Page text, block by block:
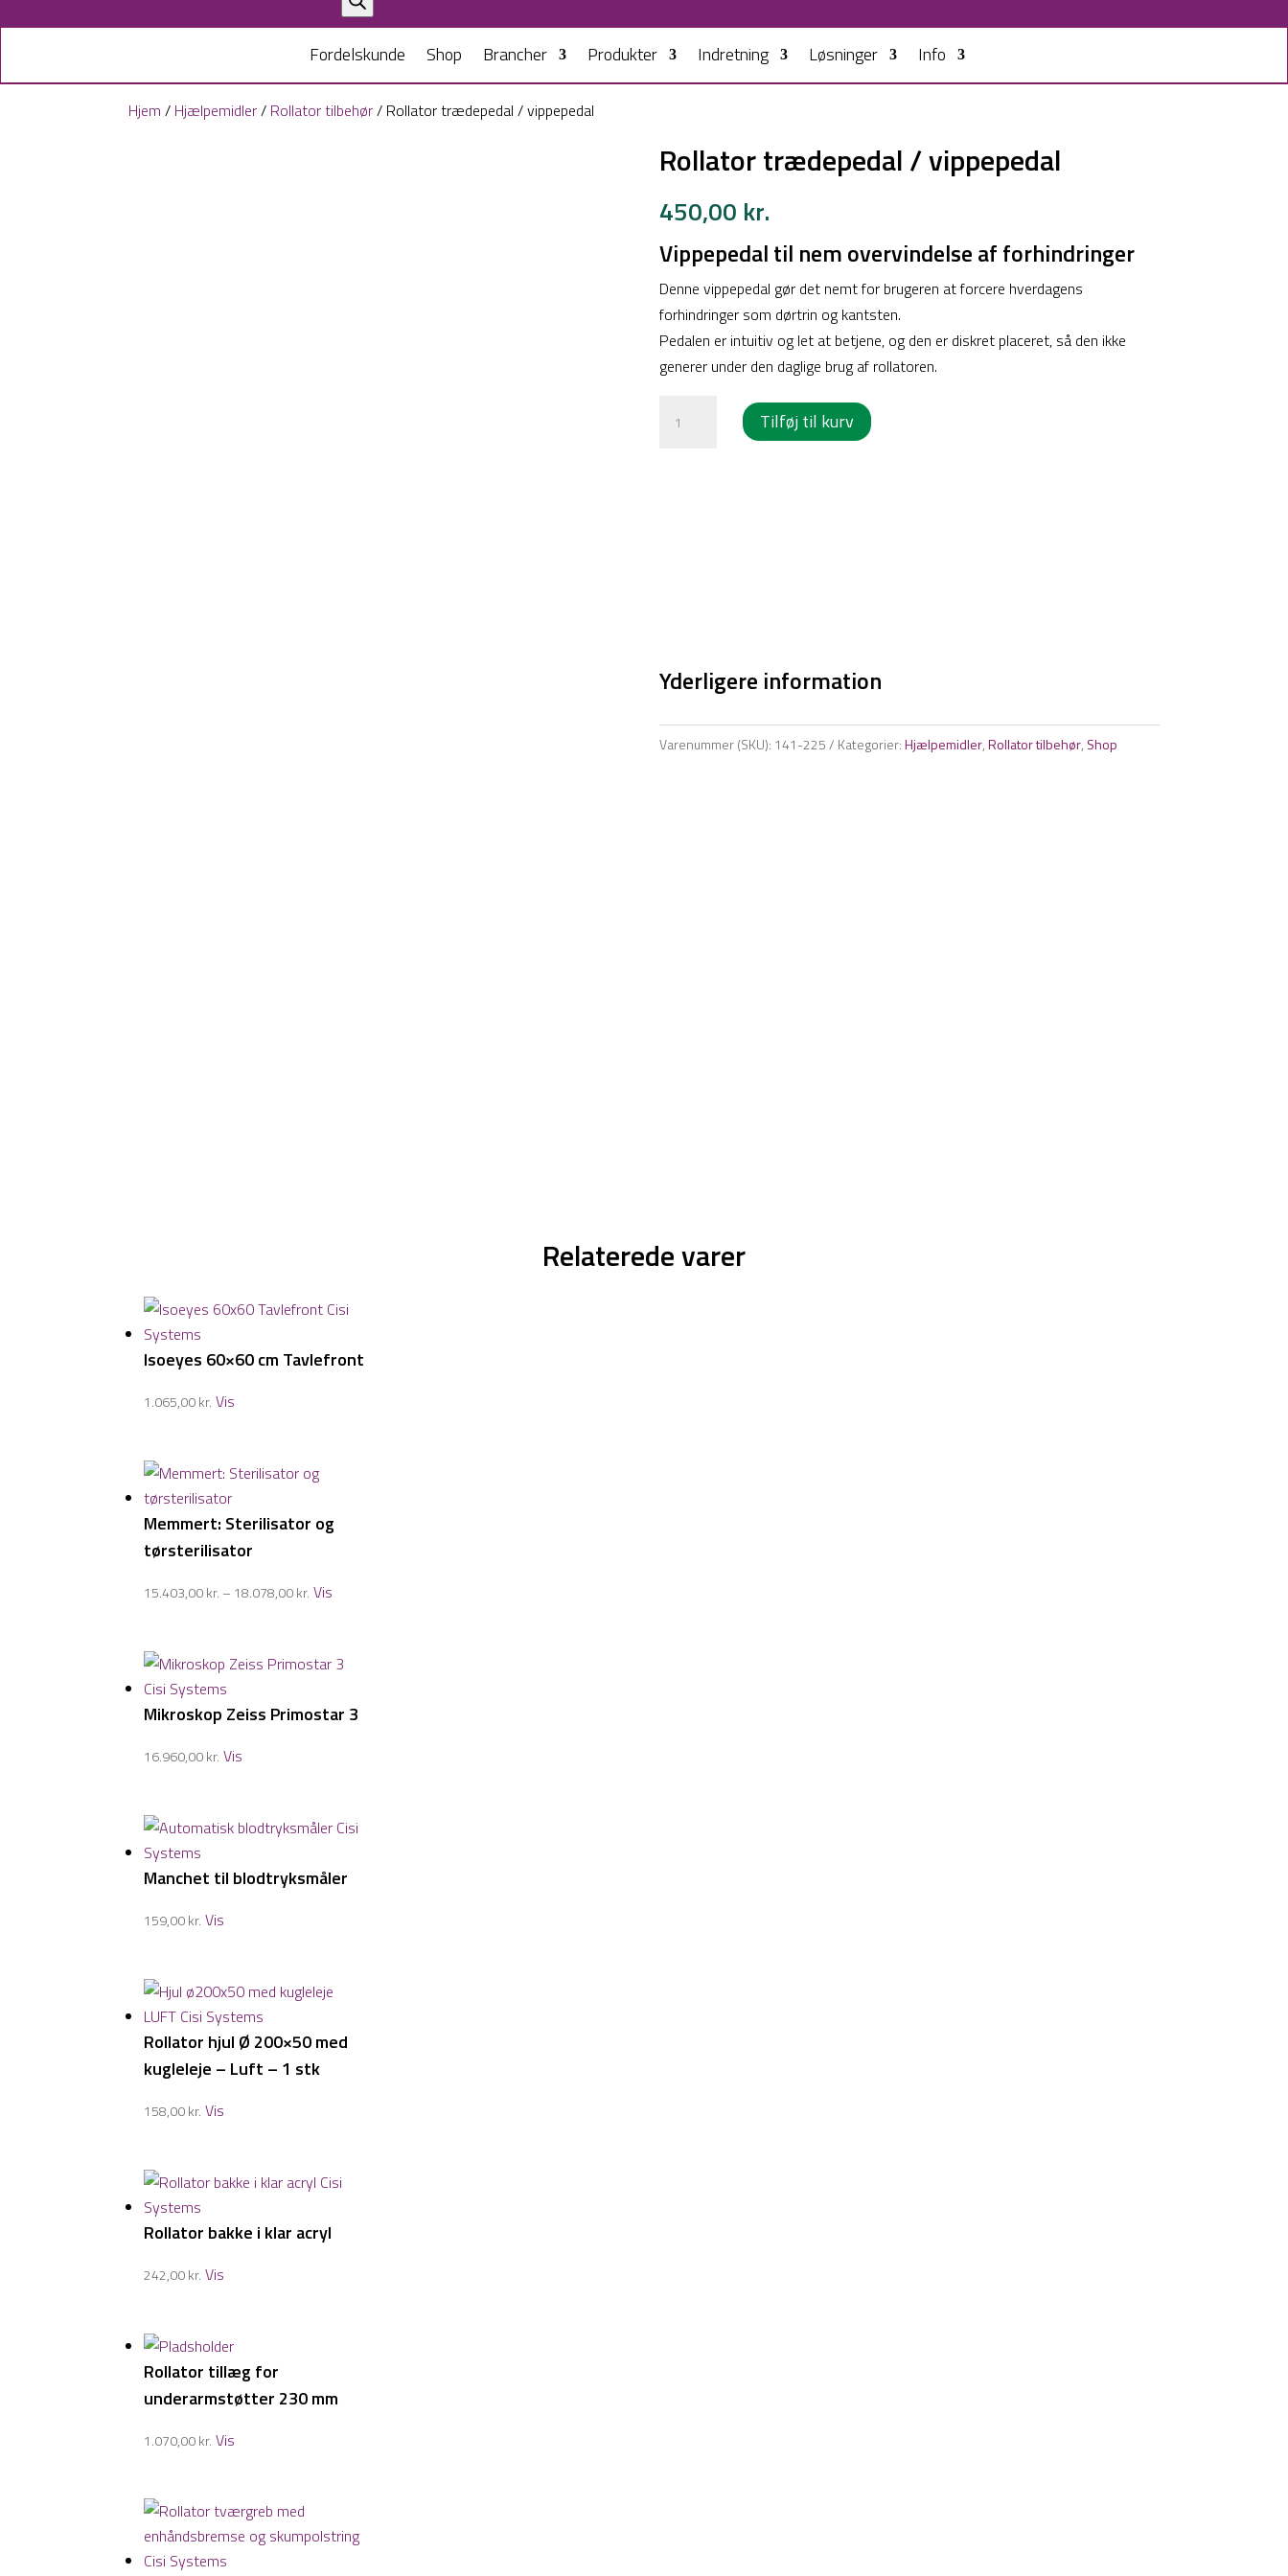
Fordelskunde Shop Brancher Produkter Indretning Løsninger Info
Hjem / Hjælpemidler/ Rollator tilbehør/ Rollator trædepedal / vippepedal
Rollator trædepedal / vippepedal
450,00 kr.
Vippepedal til nem overvindelse af forhindringer
Denne vippepedal gør det nemt for brugeren at forcere hverdagens
forhindringer som dørtrin og kantsten.
Pedalen er intuitiv og let at betjene, og den er diskret placeret, så den ikke
generer under den daglige brug af rollatoren.
trædepedal
Tilføj til kurv
Yderligere information
Varenummer (SKU): 141-225 Kategorier:Hjælpemidler,Rollator tilbehør, Shop
Relaterede varer
Isoeyes 60×60 cm Tavlefront
1.065,00kr. Vis
Memmert: Sterilisator og
tørsterilisator
15.403,00kr. – 18.078,00kr. Prisinterval:
18.078,00 kr.
Vis
Mikroskop Zeiss Primostar 3
16.960,00kr. Vis
Manchet til blodtryksmåler
159,00kr. Vis
Rollator hjul Ø 200×50 med
kugleleje – Luft – 1 stk
158,00kr. Vis
Rollator bakke i klar acryl
242,00kr. Vis
Rollator tillæg for
underarmstøtter 230 mm
1.070,00kr. Vis